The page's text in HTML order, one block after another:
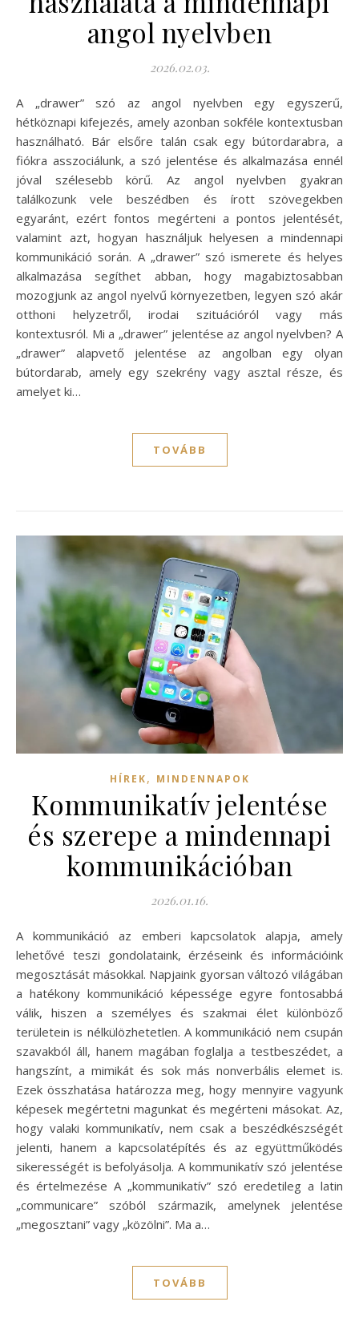
angol nyelvben
2026.02.03.
A „drawer” szó az angol nyelvben egy egyszerű,
hétköznapi kifejezés, amely azonban sokféle kontextusban
használható. Bár elsőre talán csak egy bútordarabra, a
fiókra asszociálunk, a szó jelentése és alkalmazása ennél
jóval szélesebb körű. Az angol nyelvben gyakran
találkozunk vele beszédben és írott szövegekben
egyaránt, ezért fontos megérteni a pontos jelentését,
valamint azt, hogyan használjuk helyesen a mindennapi
kommunikáció során. A „drawer” szó ismerete és helyes
alkalmazása segíthet abban, hogy magabiztosabban
mozogjunk az angol nyelvű környezetben, legyen szó akár
otthoni helyzetről, irodai szituációról vagy más
kontextusról. Mi a „drawer” jelentése az angol nyelvben? A
„drawer” alapvető jelentése az angolban egy olyan
bútordarab, amely egy szekrény vagy asztal része, és
amelyet ki…
TOVÁBB
HÍREK, MINDENNAPOK
Kommunikatív jelentése
és szerepe a mindennapi
kommunikációban
2026.01.16.
A kommunikáció az emberi kapcsolatok alapja, amely
lehetővé teszi gondolataink, érzéseink és információink
megosztását másokkal. Napjaink gyorsan változó világában
a hatékony kommunikáció képessége egyre fontosabbá
válik, hiszen a személyes és szakmai élet különböző
területein is nélkülözhetetlen. A kommunikáció nem csupán
szavakból áll, hanem magában foglalja a testbeszédet, a
hangszínt, a mimikát és sok más nonverbális elemet is.
Ezek összhatása határozza meg, hogy mennyire vagyunk
képesek megértetni magunkat és megérteni másokat. Az,
hogy valaki kommunikatív, nem csak a beszédkészségét
jelenti, hanem a kapcsolatépítés és az együttműködés
sikerességét is befolyásolja. A kommunikatív szó jelentése
és értelmezése A „kommunikatív” szó eredetileg a latin
„communicare” szóból származik, amelynek jelentése
„megosztani” vagy „közölni”. Ma a…
TOVÁBB